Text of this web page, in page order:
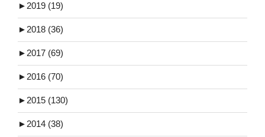
►2019 (19)
►2018 (36)
►2017 (69)
►2016 (70)
►2015 (130)
►2014 (38)